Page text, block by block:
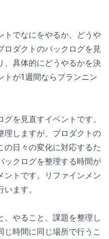
トでなにをやるか、どうや
ロダクトのバックログを見
、具体的にどうやるかを決
トが1週間ならプランニン
を見直すイベントです。
理しますが、プロダクトの
日々の変化に対応するた
ックログを整理する時間が
ントです。リファインメン
ます。
、やること、課題を整理し
時間に同じ場所で行うこ